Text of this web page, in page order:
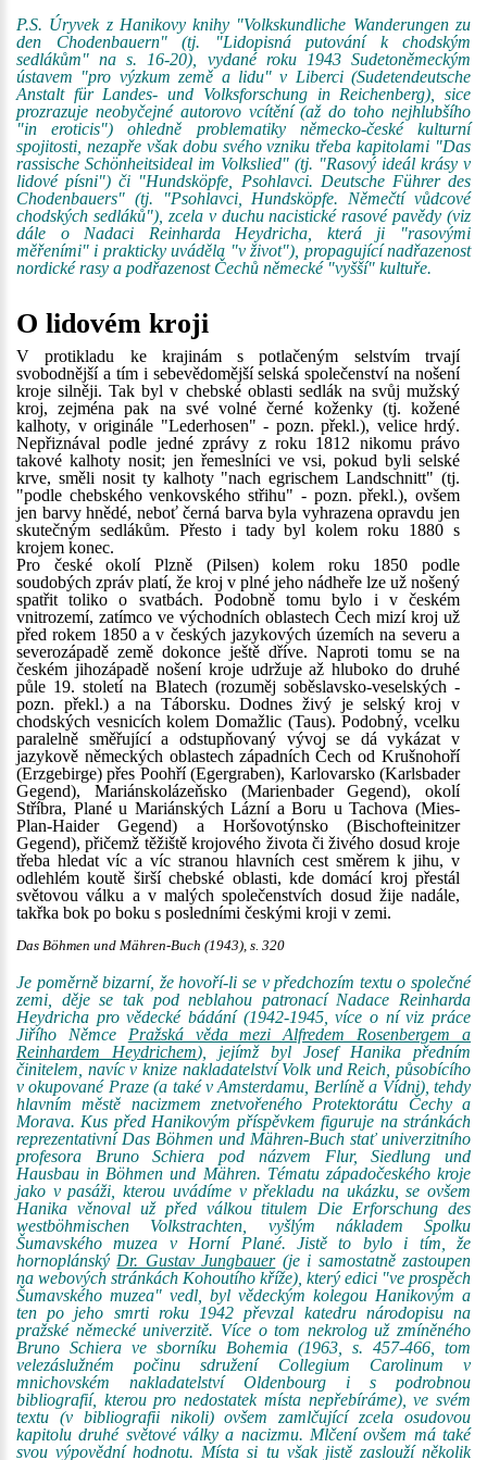
P.S. Úryvek z Hanikovy knihy "Volkskundliche Wanderungen zu
den Chodenbauern" (tj. "Lidopisná putování k chodským
sedlákům" na s. 16-20), vydané roku 1943 Sudetoněmeckým
ústavem "pro výzkum země a lidu" v Liberci (Sudetendeutsche
Anstalt für Landes- und Volksforschung in Reichenberg), sice
prozrazuje neobyčejné autorovo vcítění (až do toho nejhlubšího
"in eroticis") ohledně problematiky německo-české kulturní
spojitosti, nezapře však dobu svého vzniku třeba kapitolami "Das
rassische Schönheitsideal im Volkslied" (tj. "Rasový ideál krásy v
lidové písni") či "Hundsköpfe, Psohlavci. Deutsche Führer des
Chodenbauers" (tj. "Psohlavci, Hundsköpfe. Němečtí vůdcové
chodských sedláků"), zcela v duchu nacistické rasové pavědy (viz
dále o Nadaci Reinharda Heydricha, která ji "rasovými
měřeními" i prakticky uváděla "v život"), propagující nadřazenost
nordické rasy a podřazenost Čechů německé "vyšší" kultuře.
O lidovém kroji
V protikladu ke krajinám s potlačeným selstvím trvají
svobodnější a tím i sebevědomější selská společenství na nošení
kroje silněji. Tak byl v chebské oblasti sedlák na svůj mužský
kroj, zejména pak na své volné černé koženky (tj. kožené
kalhoty, v originále "Lederhosen" - pozn. překl.), velice hrdý.
Nepřiznával podle jedné zprávy z roku 1812 nikomu právo
takové kalhoty nosit; jen řemeslníci ve vsi, pokud byli selské
krve, směli nosit ty kalhoty "nach egrischem Landschnitt" (tj.
"podle chebského venkovského střihu" - pozn. překl.), ovšem
jen barvy hnědé, neboť černá barva byla vyhrazena opravdu jen
skutečným sedlákům. Přesto i tady byl kolem roku 1880 s
krojem konec.
Pro české okolí Plzně (Pilsen) kolem roku 1850 podle
soudobých zpráv platí, že kroj v plné jeho nádheře lze už nošený
spatřit toliko o svatbách. Podobně tomu bylo i v českém
vnitrozemí, zatímco ve východních oblastech Čech mizí kroj už
před rokem 1850 a v českých jazykových územích na severu a
severozápadě země dokonce ještě dříve. Naproti tomu se na
českém jihozápadě nošení kroje udržuje až hluboko do druhé
půle 19. století na Blatech (rozuměj soběslavsko-veselských -
pozn. překl.) a na Táborsku. Dodnes živý je selský kroj v
chodských vesnicích kolem Domažlic (Taus). Podobný, vcelku
paralelně směřující a odstupňovaný vývoj se dá vykázat v
jazykově německých oblastech západních Čech od Krušnohoří
(Erzgebirge) přes Poohří (Egergraben), Karlovarsko (Karlsbader
Gegend), Mariánskolázeňsko (Marienbader Gegend), okolí
Stříbra, Plané u Mariánských Lázní a Boru u Tachova (Mies-
Plan-Haider Gegend) a Horšovotýnsko (Bischofteinitzer
Gegend), přičemž těžiště krojového života či živého dosud kroje
třeba hledat víc a víc stranou hlavních cest směrem k jihu, v
odlehlém koutě širší chebské oblasti, kde domácí kroj přestál
světovou válku a v malých společenstvích dosud žije nadále,
takřka bok po boku s posledními českými kroji v zemi.
Das Böhmen und Mähren-Buch (1943), s. 320
Je poměrně bizarní, že hovoří-li se v předchozím textu o společné
zemi, děje se tak pod neblahou patronací Nadace Reinharda
Heydricha pro vědecké bádání (1942-1945, více o ní viz práce
Jiřího Němce Pražská věda mezi Alfredem Rosenbergem a
Reinhardem Heydrichem), jejímž byl Josef Hanika předním
činitelem, navíc v knize nakladatelství Volk und Reich, působícího
v okupované Praze (a také v Amsterdamu, Berlíně a Vídni), tehdy
hlavním městě nacizmem znetvořeného Protektorátu Čechy a
Morava. Kus před Hanikovým příspěvkem figuruje na stránkách
reprezentativní Das Böhmen und Mähren-Buch stať univerzitního
profesora Bruno Schiera pod názvem Flur, Siedlung und
Hausbau in Böhmen und Mähren. Tématu západočeského kroje
jako v pasáži, kterou uvádíme v překladu na ukázku, se ovšem
Hanika věnoval už před válkou titulem Die Erforschung des
westböhmischen Volkstrachten, vyšlým nákladem Spolku
Šumavského muzea v Horní Plané. Jistě to bylo i tím, že
hornoplánský Dr. Gustav Jungbauer(je i samostatně zastoupen
na webových stránkách Kohoutího kříže), který edici "ve prospěch
Šumavského muzea" vedl, byl vědeckým kolegou Hanikovým a
ten po jeho smrti roku 1942 převzal katedru národopisu na
pražské německé univerzitě. Více o tom nekrolog už zmíněného
Bruno Schiera ve sborníku Bohemia (1963, s. 457-466, tom
velezáslužném počinu sdružení Collegium Carolinum v
mnichovském nakladatelství Oldenbourg i s podrobnou
bibliografií, kterou pro nedostatek místa nepřebíráme), ve svém
textu (v bibliografii nikoli) ovšem zamlčující zcela osudovou
kapitolu druhé světové války a nacizmu. Mlčení ovšem má také
svou výpovědní hodnotu. Místa si tu však jistě zaslouží několik